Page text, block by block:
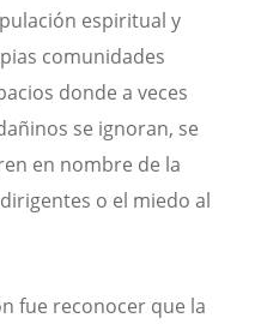
espiritual y
comunidades
donde a veces
se ignoran, se
en nombre de la
o el miedo al
fue reconocer que la